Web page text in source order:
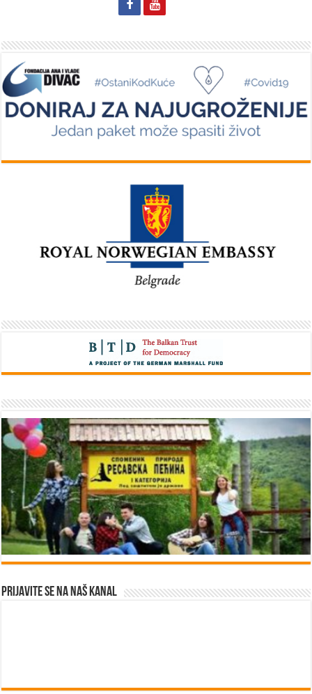
Prijavite se na naš kanal